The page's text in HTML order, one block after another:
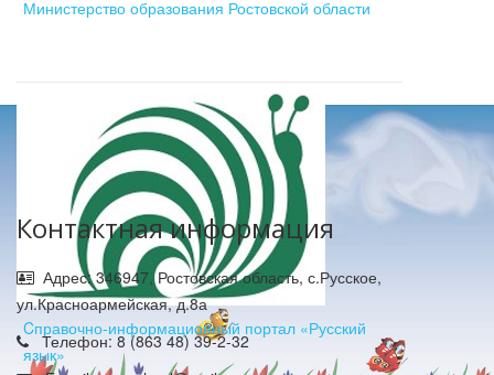
Министерство образования Ростовской области
Cправочно-информационный портал «Русский
язык»
Контактная информация
Адрес: 346947, Ростовская область, с.Русское,
ул.Красноармейская, д.8а
Телефон: 8 (863 48) 39-2-32